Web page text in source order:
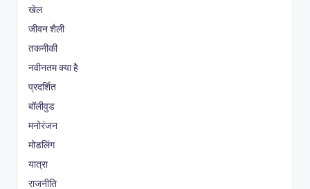
खेल
जीवन शैली
तकनीकी
नवीनतम क्या है
प्रदर्शित
बॉलीवुड
मनोरंजन
मोडलिंग
यात्रा
राजनीति